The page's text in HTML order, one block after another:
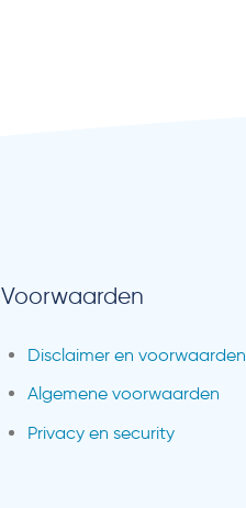
Voorwaarden
Disclaimer en voorwaarden
Algemene voorwaarden
Privacy en security